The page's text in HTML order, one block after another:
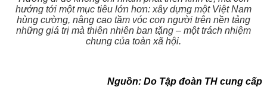
hướng tới một mục tiêu lớn hơn: xây dựng một Việt Nam
hùng cường, nâng cao tầm vóc con người trên nền tảng
những giá trị mà thiên nhiên ban tặng – một trách nhiệm
chung của toàn xã hội.
Nguồn: Do Tập đoàn TH cung cấp